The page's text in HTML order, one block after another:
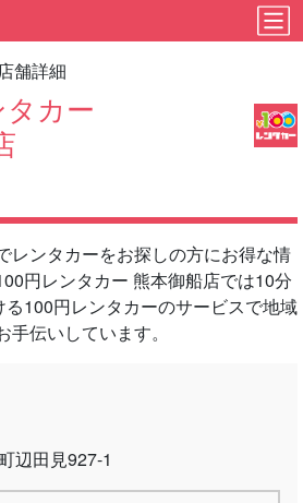
舗詳細
カー
レンタカーをお探しの方にお得な情
円レンタカー 熊本御船店では10分
100円レンタカーのサービスで地域
伝いしています。
辺田見927-1